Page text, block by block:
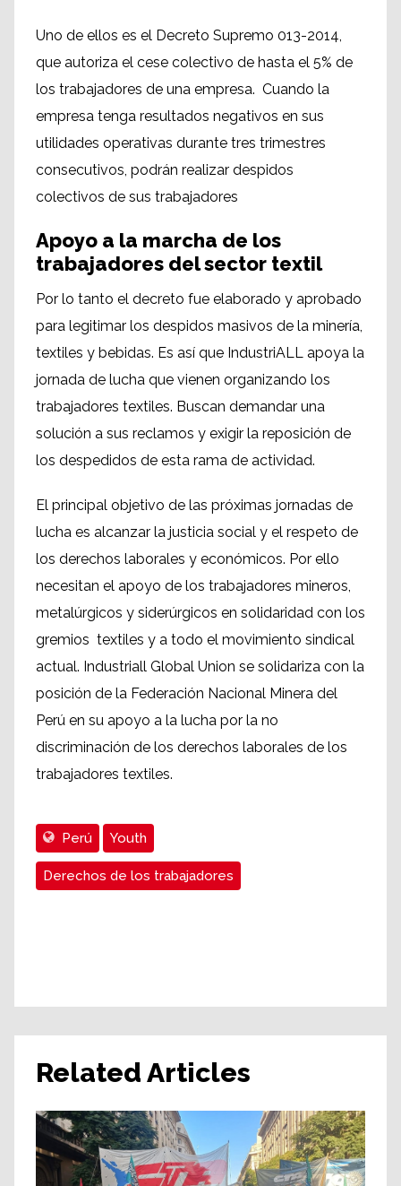
Uno de ellos es el Decreto Supremo 013-2014,
que autoriza el cese colectivo de hasta el 5% de
los trabajadores de una empresa. Cuando la
empresa tenga resultados negativos en sus
utilidades operativas durante tres trimestres
consecutivos, podrán realizar despidos
colectivos de sus trabajadores
Apoyo a la marcha de los
trabajadores del sector textil
Por lo tanto el decreto fue elaborado y aprobado
para legitimar los despidos masivos de la minería,
textiles y bebidas. Es así que IndustriALL apoya la
jornada de lucha que vienen organizando los
trabajadores textiles. Buscan demandar una
solución a sus reclamos y exigir la reposición de
los despedidos de esta rama de actividad.
El principal objetivo de las próximas jornadas de
lucha es alcanzar la justicia social y el respeto de
los derechos laborales y económicos. Por ello
necesitan el apoyo de los trabajadores mineros,
metalúrgicos y siderúrgicos en solidaridad con los
gremios textiles y a todo el movimiento sindical
actual. Industriall Global Union se solidariza con la
posición de la Federación Nacional Minera del
Perú en su apoyo a la lucha por la no
discriminación de los derechos laborales de los
trabajadores textiles.
Perú Youth
Derechos de los trabajadores
Related Articles